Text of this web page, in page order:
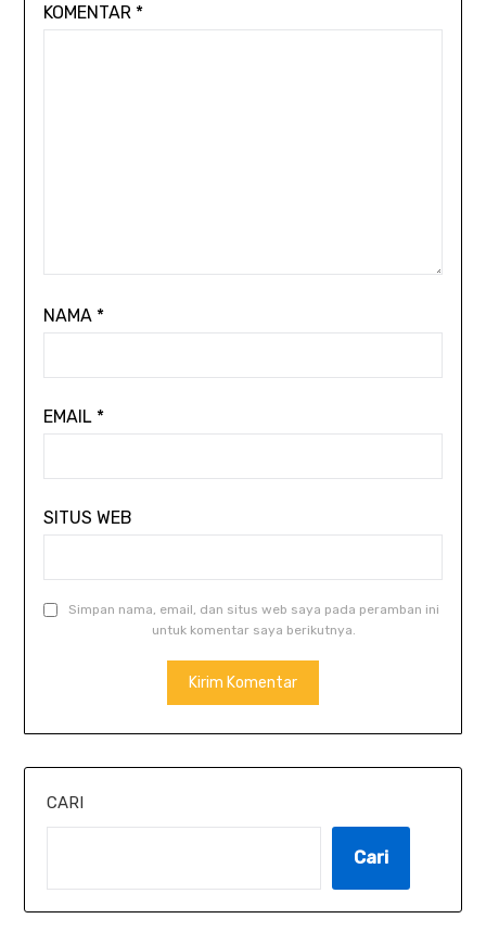
KOMENTAR *
NAMA *
EMAIL *
SITUS WEB
Simpan nama, email, dan situs web saya pada peramban ini
untuk komentar saya berikutnya.
CARI
Cari